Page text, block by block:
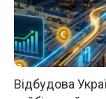
Відбудова